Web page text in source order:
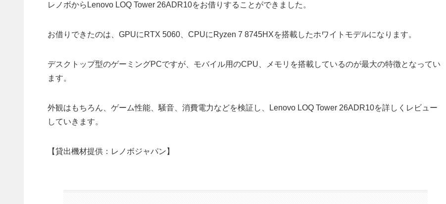
レノボからLenovo LOQ Tower 26ADR10をお借りすることができました。
お借りできたのは、GPUにRTX 5060、CPUにRyzen 7 8745HXを搭載したホワイトモデルになります。
デスクトップ型のゲーミングPCですが、モバイル用のCPU、メモリを搭載しているのが最大の特徴となってい
ます。
外観はもちろん、ゲーム性能、騒音、消費電力などを検証し、Lenovo LOQ Tower 26ADR10を詳しくレビュー
していきます。
【貸出機材提供：レノボジャパン】